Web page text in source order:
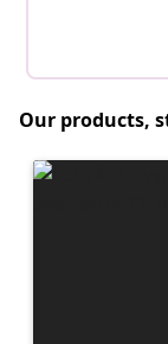
Our products,